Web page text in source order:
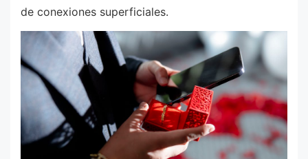
de conexiones superficiales.